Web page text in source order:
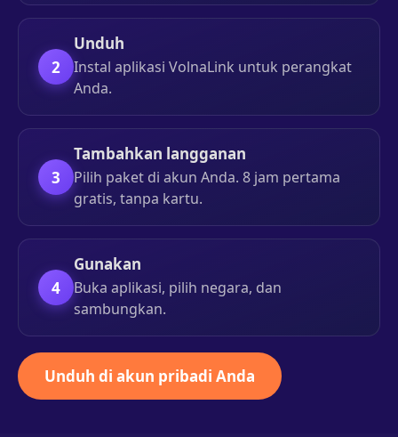
2
Unduh
Instal aplikasi VolnaLink untuk perangkat
Anda.
3
Tambahkan langganan
Pilih paket di akun Anda. 8 jam pertama
gratis, tanpa kartu.
4
Gunakan
Buka aplikasi, pilih negara, dan
sambungkan.
Unduh di akun pribadi Anda